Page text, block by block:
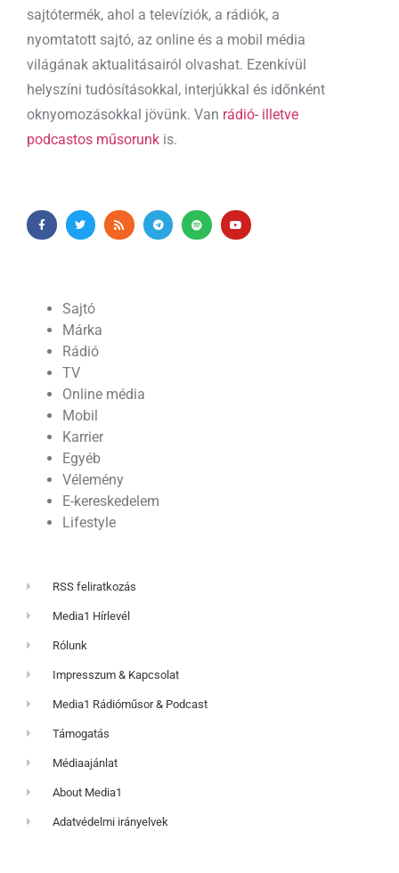
sajtótermék, ahol a televíziók, a rádiók, a
nyomtatott sajtó, az online és a mobil média
világának aktualitásairól olvashat. Ezenkívül
helyszíni tudósításokkal, interjúkkal és időnként
oknyomozásokkal jövünk. Van rádió- illetve
podcastos műsorunk is.
Sajtó
Márka
Rádió
TV
Online média
Mobil
Karrier
Egyéb
Vélemény
E-kereskedelem
Lifestyle
RSS feliratkozás
Media1 Hírlevél
Rólunk
Impresszum & Kapcsolat
Media1 Rádióműsor & Podcast
Támogatás
Médiaajánlat
About Media1
Adatvédelmi irányelvek